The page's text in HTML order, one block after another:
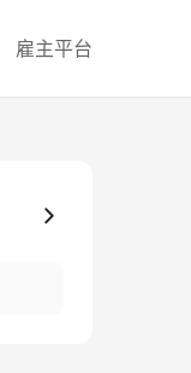
雇主平台